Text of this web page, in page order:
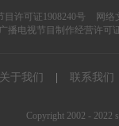
许可证1908240号
网络
广播电视节目制作经营许可
关于我们 联系我们
Copyright 2002 - 2022